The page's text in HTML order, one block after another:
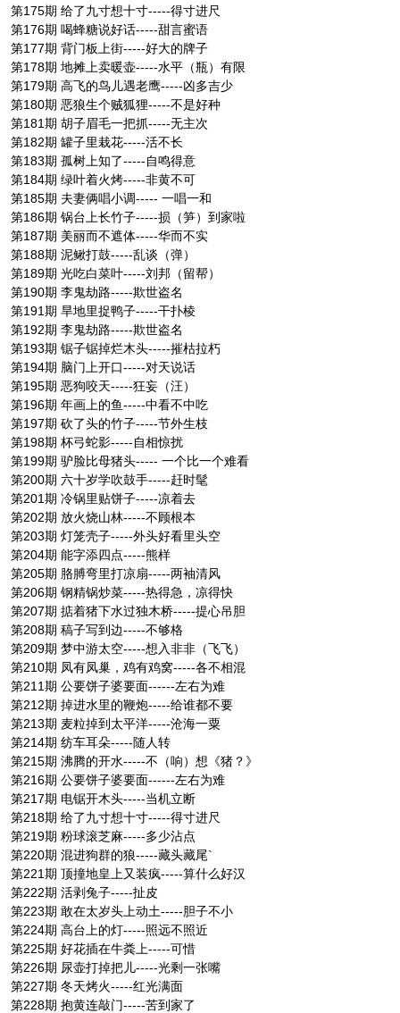
第175期 给了九寸想十寸-----得寸进尺
第176期 喝蜂糖说好话-----甜言蜜语
第177期 背门板上街-----好大的牌子
第178期 地摊上卖暖壶-----水平（瓶）有限
第179期 高飞的鸟儿遇老鹰-----凶多吉少
第180期 恶狼生个贼狐狸-----不是好种
第181期 胡子眉毛一把抓-----无主次
第182期 罐子里栽花-----活不长
第183期 孤树上知了-----自鸣得意
第184期 绿叶着火烤-----非黄不可
第185期 夫妻俩唱小调----- 一唱一和
第186期 锅台上长竹子-----损（笋）到家啦
第187期 美丽而不遮体-----华而不实
第188期 泥鳅打鼓-----乱谈（弹）
第189期 光吃白菜叶-----刘邦（留帮）
第190期 李鬼劫路-----欺世盗名
第191期 旱地里捉鸭子-----干扑棱
第192期 李鬼劫路-----欺世盗名
第193期 锯子锯掉烂木头-----摧枯拉朽
第194期 脑门上开口-----对天说话
第195期 恶狗咬天-----狂妄（汪）
第196期 年画上的鱼-----中看不中吃
第197期 砍了头的竹子-----节外生枝
第198期 杯弓蛇影-----自相惊扰
第199期 驴脸比母猪头----- 一个比一个难看
第200期 六十岁学吹鼓手-----赶时髦
第201期 冷锅里贴饼子-----凉着去
第202期 放火烧山林-----不顾根本
第203期 灯笼壳子-----外头好看里头空
第204期 能字添四点-----熊样
第205期 胳膊弯里打凉扇-----两袖清风
第206期 钢精锅炒菜-----热得急，凉得快
第207期 掂着猪下水过独木桥-----提心吊胆
第208期 稿子写到边-----不够格
第209期 梦中游太空-----想入非非（飞飞）
第210期 凤有凤巢，鸡有鸡窝-----各不相混
第211期 公要饼子婆要面------左右为难
第212期 掉进水里的鞭炮-----给谁都不要
第213期 麦粒掉到太平洋-----沧海一粟
第214期 纺车耳朵-----随人转
第215期 沸腾的开水-----不（响）想《猪？》
第216期 公要饼子婆要面------左右为难
第217期 电锯开木头-----当机立断
第218期 给了九寸想十寸-----得寸进尺
第219期 粉球滚芝麻-----多少沾点
第220期 混进狗群的狼-----藏头藏尾`
第221期 顶撞地皇上又装疯-----算什么好汉
第222期 活剥兔子-----扯皮
第223期 敢在太岁头上动土-----胆子不小
第224期 高台上的灯-----照远不照近
第225期 好花插在牛粪上-----可惜
第226期 尿壶打掉把儿-----光剩一张嘴
第227期 冬天烤火-----红光满面
第228期 抱黄连敲门-----苦到家了